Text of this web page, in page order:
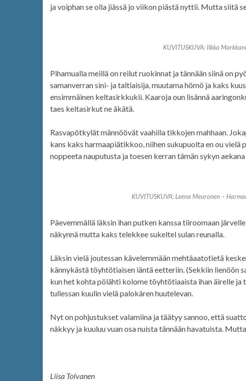
ja voiphan se olla jiässä jo viikon piästä nyttii. Mutta siitä
KUVITUSKUVA: Ilkka
Pihamualla meillä on reilut ruokinnat ja tännään siinä on
samanverran sini- ja taltiaisija, muutama hömö ja kaks
ensimmäinen keltasirkkukii. Kaaroja oun lisännä
taes keltasirkut ne äkätä.
Rasvapötkylät männöövät vaahilla tikkojen mahhaan.
kans kaks harmaapiätikkoo, niihen sukupuolta en ou vielä
noppeeta nauputusta ja toesen kerran tämän sykyn
KUVITUSKUVA: Leena Meuronen –
Päevemmällä läksin ihan putken kanssa tiiroomaan
näkynnä mutta kaks telekkee sukeltel sulan reunalla.
Läksin vielä joutessan kävelemmään mehtäaatotietä
kännykästä töyhtötiaisen iäntä eetteriin. (Sekkiin lienöön
kun het kohta pölähti kolome töyhtötiaaista ihan äirelle
tullessan kuulin vielä palokären huutelevan.
Nyt on pohjustukset valamiina ja täätyy sannoo, että
näkkyy ja kuuluu vuan osa nuista tännään havatuista.
Liisa Tolvanen